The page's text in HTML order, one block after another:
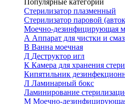
Популярные категории
Стерилизатор плазменный
Стерилизатор паровой
Моечно-дезинфицирующая
А Аппарат для чистки и
В Ванна моечная
Д Деструктор игл
К Камера для хранения
Кипятильник
Л Ламинарный бокс
Ламинирование
М Моечно-